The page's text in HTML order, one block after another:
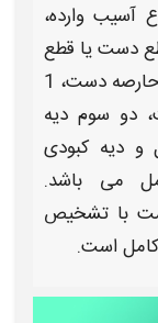
آسیب وارده،
دستیا قطع
دست ، 1
، دو سوم دیه
و دیه کبودی
می باشد.
با تشخیص
کامل است.